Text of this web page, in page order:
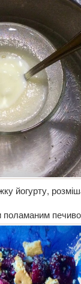
йогурту,
поламаним